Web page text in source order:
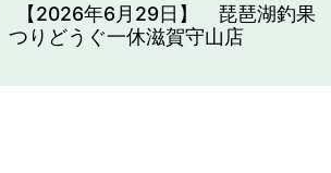
【2026年6月29日】 琵琶湖釣果
りどうぐ一休滋賀守山店